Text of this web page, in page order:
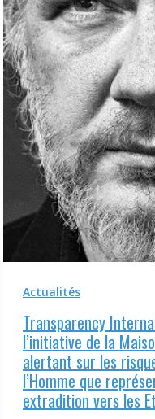
Actualités
Transparency
l’initiative de la
alertant sur les
l’Homme que
extradition vers les